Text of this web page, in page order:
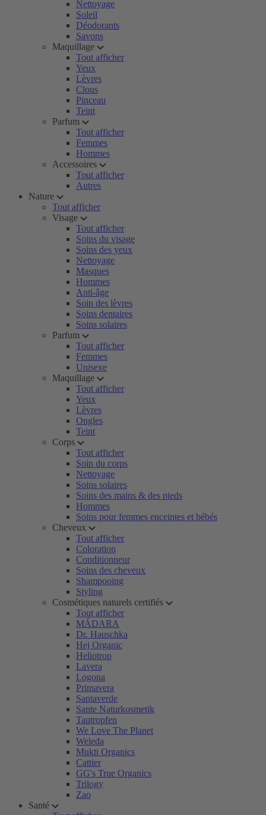
Nettoyage
Soleil
Déodorants
Savons
Maquillage
Tout afficher
Yeux
Lèvres
Clous
Pinceau
Teint
Parfum
Tout afficher
Femmes
Hommes
Accessoires
Tout afficher
Autres
Nature
Tout afficher
Visage
Tout afficher
Soins du visage
Soins des yeux
Nettoyage
Masques
Hommes
Anti-âge
Soin des lèvres
Soins dentaires
Soins solaires
Parfum
Tout afficher
Femmes
Unisexe
Maquillage
Tout afficher
Yeux
Lèvres
Ongles
Teint
Corps
Tout afficher
Soin du corps
Nettoyage
Soins solaires
Soins des mains & des pieds
Hommes
Soins pour femmes enceintes et bébés
Cheveux
Tout afficher
Coloration
Conditionneur
Soins des cheveux
Shampooing
Styling
Cosmétiques naturels certifiés
Tout afficher
MÁDARA
Dr. Hauschka
Hej Organic
Heliotrop
Lavera
Logona
Primavera
Santaverde
Sante Naturkosmetik
Tautropfen
We Love The Planet
Weleda
Mukti Organics
Cattier
GG's True Organics
Trilogy
Zao
Santé